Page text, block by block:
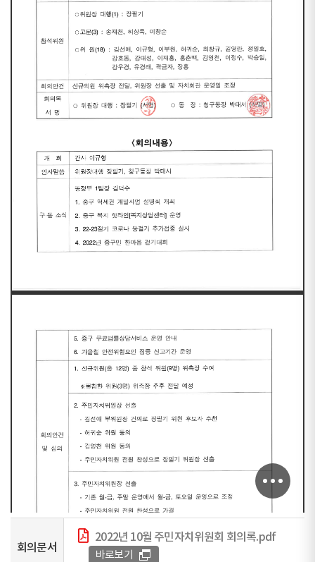
회의문서
2022년 10월 주민자치위원회 회의록.pdf
바로보기